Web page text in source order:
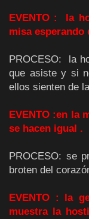
EVENTO : la
misa esperando
PROCESO: la
que asiste y si
ellos sienten de
EVENTO :en la
se hacen igual .
PROCESO: se
broten del
EVENTO : la
muestra la